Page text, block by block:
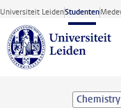
Ga direct naar de
Universiteit LeidenStudenten